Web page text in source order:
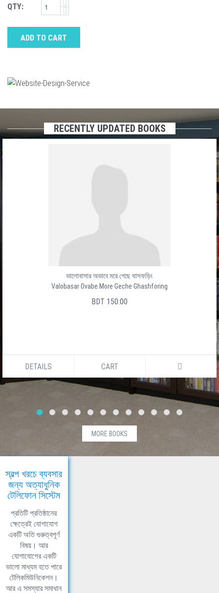
QTY:
ADD TO CART
RECENTLY UPDATED BOOKS
ভালোবাসার অভাবে মরে গেছে ঘাসফড়িং
Valobasar Ovabe More Geche Ghashforing
BDT 150.00
DETAILS CART
MORE BOOKS
স্বল্প খরচে ব্যবসার
জন্য অত্যাধুনিক
টেলিফোন সিস্টেম
প্রতিটি প্রতিষ্ঠানের
ক্ষেত্রেই যোগাযোগ
একটি অতি গুরুত্বপূর্ণ
বিষয়। আর
যোগাযোগের একটি
ভালো মাধ্যম হতে পারে
টেলিকমিউনিকেশন।
আর এ সমস্যার সমাধান